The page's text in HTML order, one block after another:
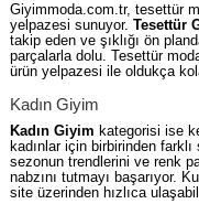
Giyimmoda.com.tr, tesettür
yelpazesi sunuyor. Tesettür
takip eden ve şıklığı ön
parçalarla dolu. Tesettür
ürün yelpazesi ile oldukça
Kadın Giyim
Kadın Giyim kategorisi ise
kadınlar için birbirinden
sezonun trendlerini ve renk
nabzını tutmayı başarıyor.
site üzerinden hızlıca